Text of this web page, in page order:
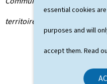
essential cookies
purposes and will
accept them. Read
territoire (DATer)